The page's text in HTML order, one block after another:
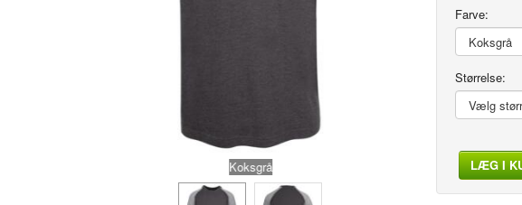
Koksgrå
Farve:
Størrelse:
LÆG I